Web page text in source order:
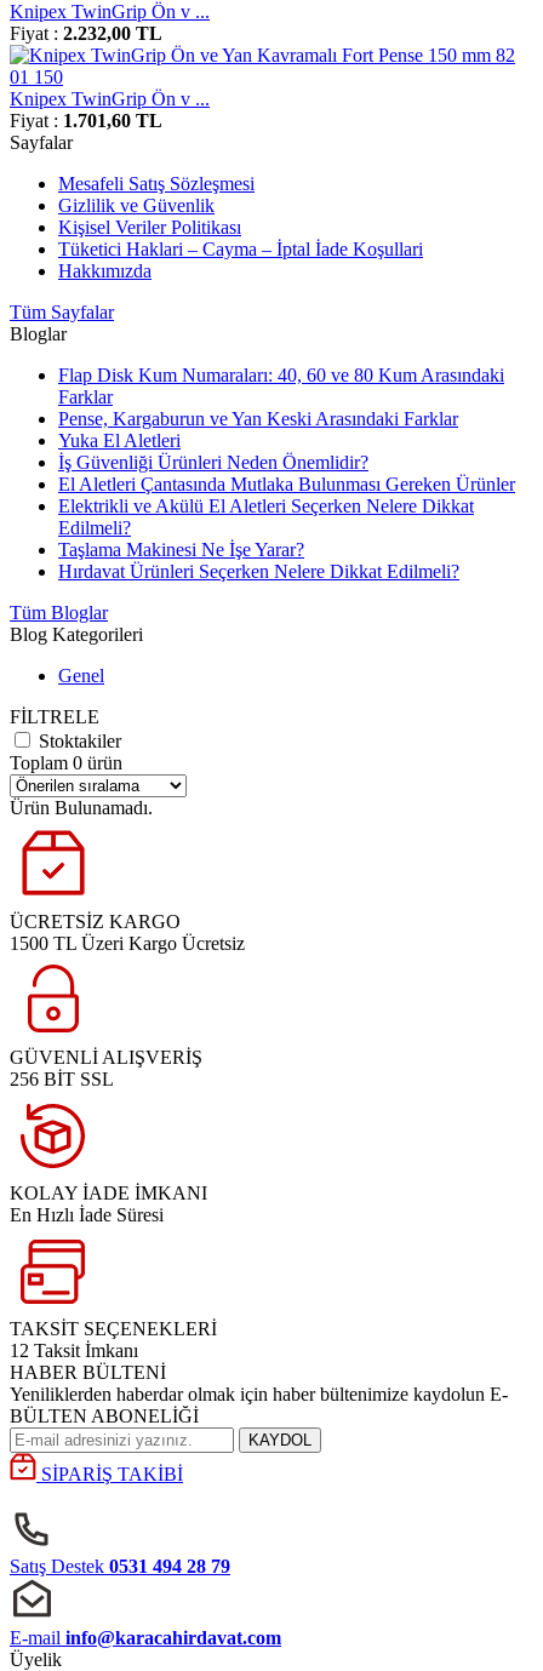
Knipex TwinGrip Ön v ...
Fiyat : 2.232,00 TL
Knipex TwinGrip Ön v ...
Fiyat : 1.701,60 TL
Sayfalar
Mesafeli Satış Sözleşmesi
Gizlilik ve Güvenlik
Kişisel Veriler Politikası
Tüketici Haklari – Cayma – İptal İade Koşullari
Hakkımızda
Tüm Sayfalar
Bloglar
Flap Disk Kum Numaraları: 40, 60 ve 80 Kum Arasındaki
Farklar
Pense, Kargaburun ve Yan Keski Arasındaki Farklar
Yuka El Aletleri
İş Güvenliği Ürünleri Neden Önemlidir?
El Aletleri Çantasında Mutlaka Bulunması Gereken Ürünler
Elektrikli ve Akülü El Aletleri Seçerken Nelere Dikkat
Edilmeli?
Taşlama Makinesi Ne İşe Yarar?
Hırdavat Ürünleri Seçerken Nelere Dikkat Edilmeli?
Tüm Bloglar
Blog Kategorileri
Genel
FİLTRELE
Stoktakiler
Toplam 0 ürün
Ürün Bulunamadı.
ÜCRETSİZ KARGO
1500 TL Üzeri Kargo Ücretsiz
GÜVENLİ ALIŞVERİŞ
256 BİT SSL
KOLAY İADE İMKANI
En Hızlı İade Süresi
TAKSİT SEÇENEKLERİ
12 Taksit İmkanı
HABER BÜLTENİ
Yeniliklerden haberdar olmak için haber bültenimize kaydolun E-
BÜLTEN ABONELİĞİ
KAYDOL
SİPARİŞ TAKİBİ
Satış Destek 0531 494 28 79
E-mail info@karacahirdavat.com
Üyelik